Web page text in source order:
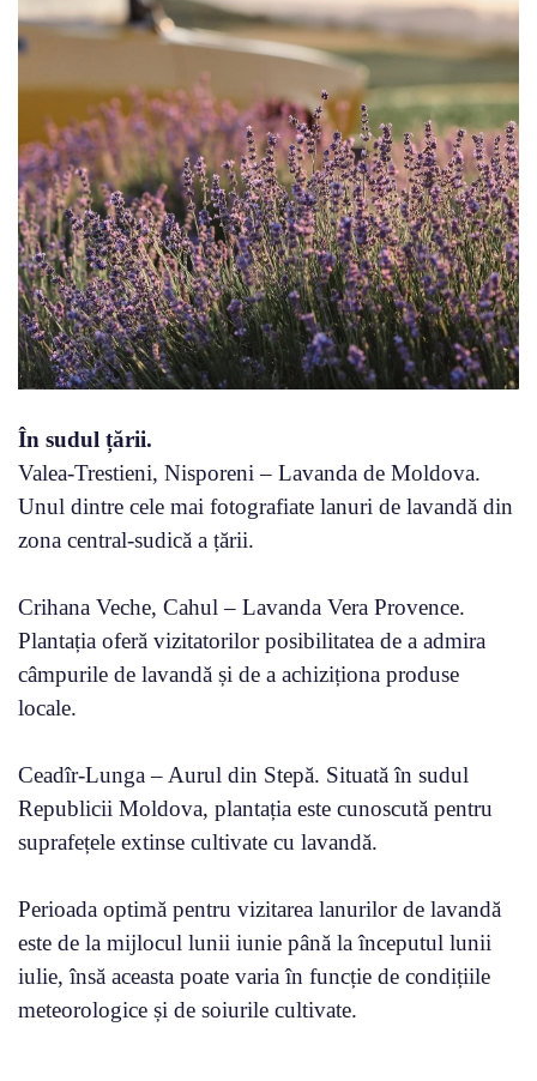
În sudul țării.
Valea-Trestieni, Nisporeni – Lavanda de Moldova.
Unul dintre cele mai fotografiate lanuri de lavandă din
zona central-sudică a țării.
Crihana Veche, Cahul – Lavanda Vera Provence.
Plantația oferă vizitatorilor posibilitatea de a admira
câmpurile de lavandă și de a achiziționa produse
locale.
Ceadîr-Lunga – Aurul din Stepă. Situată în sudul
Republicii Moldova, plantația este cunoscută pentru
suprafețele extinse cultivate cu lavandă.
Perioada optimă pentru vizitarea lanurilor de lavandă
este de la mijlocul lunii iunie până la începutul lunii
iulie, însă aceasta poate varia în funcție de condițiile
meteorologice și de soiurile cultivate.